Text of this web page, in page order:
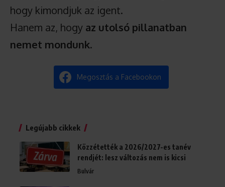
hogy kimondjuk az igent.
Hanem az, hogy az utolsó pillanatban
nemet mondunk.
Megosztás a Facebookon
Legújabb cikkek
Közzétették a 2026/2027-es tanév
rendjét: lesz változás nem is kicsi
Bulvár